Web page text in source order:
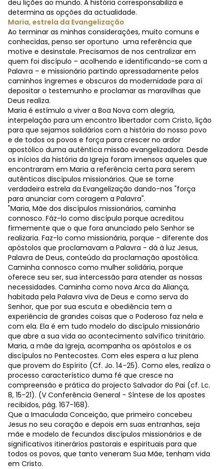
deu lições ao mundo. A história corresponsabiliza e
determina as opções da actualidade.
Maria, estrela da Evangelização
Ao terminar as minhas considerações, muito comuns e
conhecidas, penso ser oportuno uma referência que
motive e desinstale. Precisamos de nos centralizar em
quem foi discípulo – acolhendo e identificando-se com a
Palavra – e missionário partindo apressadamente pelos
caminhos íngremes e obscuros da modernidade para aí
depositar o testemunho e proclamar as maravilhas que
Deus realiza.
Maria é estímulo a viver a Boa Nova com alegria,
interpelação para um encontro libertador com Cristo, lição
para que sejamos solidários com a história do nosso povo
e de todos os povos e força para crescer no ardor
apostólico duma autêntica missão evangelizadora. Desde
os inícios da história da Igreja foram imensos aqueles que
encontraram em Maria a referência certa para serem
autênticos discípulos missionários. Que se torne
verdadeira estrela da Evangelização dando-nos "força
para anunciar com coragem a Palavra".
"Maria, Mãe dos discípulos missionários, caminha
connosco. Fáz-lo como discípula porque acreditou
firmemente que o que fora anunciado pelo Senhor se
realizaria. Faz-lo como missionária, porque - diferente dos
apóstolos que proclamavam a Palavra - dá à luz Jesus,
Palavra de Deus, conteúdo da proclamação apostólica.
Caminha connosco como mulher solidária, porque
oferece seu ser, sua intercessão para atender as nossas
necessidades. Caminha como nova Arca da Aliança,
habitada pela Palavra viva de Deus e como serva do
Senhor, que por sua escuta e obediência tem a
experiência de grandes coisas que o Poderoso faz nela e
com ela. Ela é em tudo modelo do discípulo missionário
que abre a sua vida ao acontecimento salvífico trinitário.
Maria, a mãe da Igreja, acompanha os apóstolos e os
discípulos no Pentecostes. Com eles espera a luz plena
que provem do Espírito (Cf. Jo. 14-25). Como eles, realiza o
processo característico duma fé que cresce na
compreensão e prática do projecto Salvador do Pai (cf. Lc.
8, 15-21). (V Conferência General - Síntese de los apostes
recibidos, pág. 167-168).
Que a Imaculada Conceição, que primeiro concebeu
Jesus no seu coração e depois em suas entranhas, seja
mãe e modelo de fecundos discípulos missionários e de
significativos itinerários pastorais e espirituais para que
todos os povos, que tanto veneram Sua Mãe, tenham vida
em Cristo.